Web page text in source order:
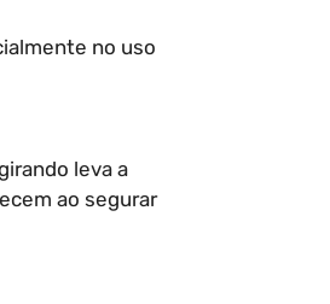
no uso
leva a
ao segurar